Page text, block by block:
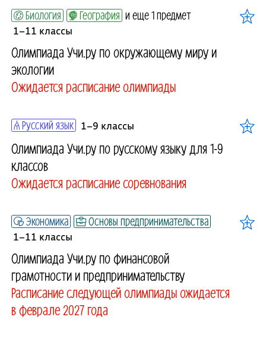
Биология География и еще 1 предмет
1–11 классы
Олимпиада Учи.ру по окружающему миру и
экологии
Ожидается расписание олимпиады
Русский язык 1–9 классы
Олимпиада Учи.ру по русскому языку для 1-9
классов
Ожидается расписание соревнования
Экономика Основы предпринимательства
1–11 классы
Олимпиада Учи.ру по финансовой
грамотности и предпринимательству
Расписание следующей олимпиады ожидается
в феврале 2027 года